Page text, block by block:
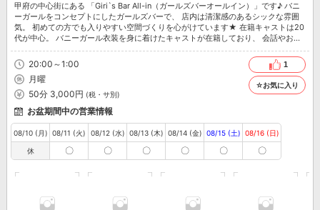
甲府の中心街にある 「Giri`s Bar All-in（ガールズバーオールイン）」です♪ バニ
ーガールをコンセプトにしたガールズバーで、 店内は清潔感のあるシックな雰囲
気。 初めての方でも入りやすい空間づくりを心がけています★ 在籍キャストは20
代が中心。 バニーガール衣装を身に着けたキャストが在籍しており、 会話やお酒
を自分のペースで楽しめます♪ オリジナル注射ショットやガチャシステムなど、
内容が分かりやすいシステムを用意しているため、 ガールズバーが初めての方で
も利用しやすいのが特徴です★ お一人様でのご来店や、 友人同士でのご利用にも
対応しています。 甲府エリアでガールズバーを初めて利用する際の 選択肢のひと
つとして、気軽にお立ち寄りください♪
20:00～1:00
月曜
50分 3,000円 (税・サ別)
1
☆お気に入り
お盆期間中の営業情報
08/10 (月)
休
08/11 (火)
〇
08/12 (水)
〇
08/13 (木)
〇
08/14 (金)
〇
08/15 (土)
〇
08/16 (日)
〇